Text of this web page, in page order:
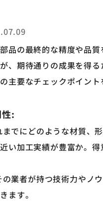
品の最終的な精度や品
、期待通りの成果を得
主要なチェックポイント
:
でにどのような材質、
い加工実績が豊富か。
業者が持つ技術力やノ
ます。